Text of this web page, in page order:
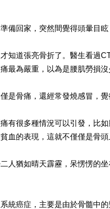
備回家，突然間覺得頭暈目眩
知道張亮骨折了。醫生看過
最為嚴重，以為是腰肌勞損
是骨痛，還經常發燒感冒，
有很多種情況可以引發，比
血的表現，這就不僅僅是骨
人猶如晴天霹靂，呆愣愣的
統癌症，主要是由於骨髓中